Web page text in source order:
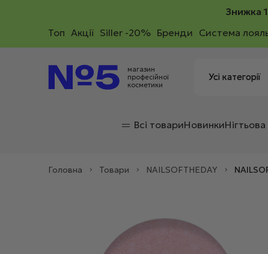
Знижка
Toп Акції Siller -20% Бренди Система
магазин
професійної
косметики
Всі товариНовинки
Головна > Товари > NAILSOFTHEDAY >